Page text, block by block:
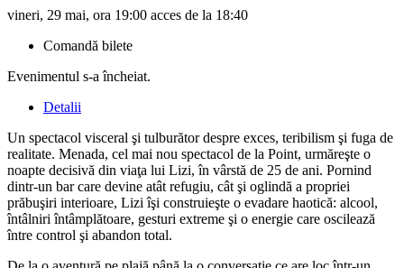
vineri, 29 mai, ora 19:00 acces de la 18:40
Comandă bilete
Evenimentul s-a încheiat.
Detalii
Un spectacol visceral şi tulburător despre exces, teribilism şi fuga de
realitate. Menada, cel mai nou spectacol de la Point, urmăreşte o
noapte decisivă din viaţa lui Lizi, în vârstă de 25 de ani. Pornind
dintr-un bar care devine atât refugiu, cât şi oglindă a propriei
prăbuşiri interioare, Lizi îşi construieşte o evadare haotică: alcool,
întâlniri întâmplătoare, gesturi extreme şi o energie care oscilează
între control şi abandon total.